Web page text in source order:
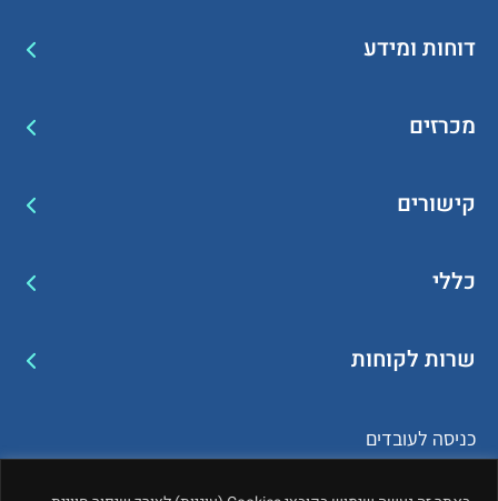
דוחות ומידע
מכרזים
קישורים
כללי
שרות לקוחות
כניסה לעובדים